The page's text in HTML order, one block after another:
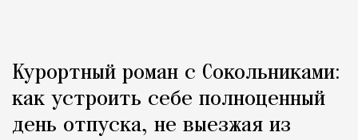
Курортный роман с Сокольниками:
как устроить себе полноценный
день отпуска, не выезжая из